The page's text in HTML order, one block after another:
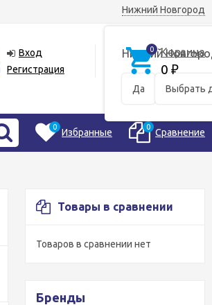
Нижний Новгород
Нижний
Да Выбрать
Вход
Регистрация
0 Корзина
0 ₽
0 Избранные 0 Сравнение
Товары в сравнении
Товаров в сравнении нет
Бренды